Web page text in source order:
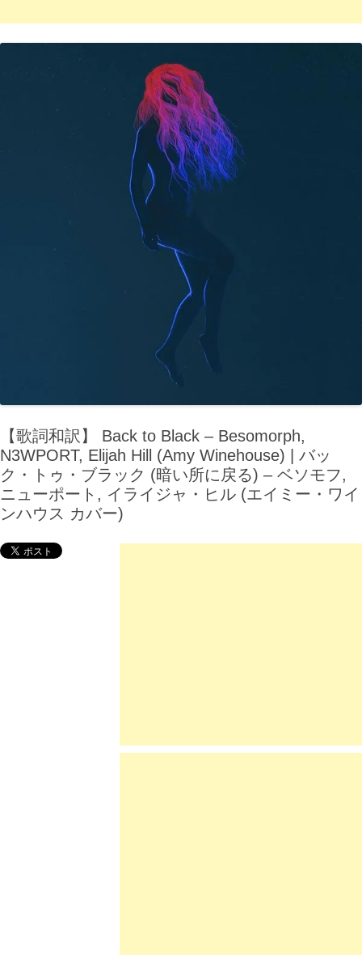
【歌詞和訳】 Back to Black – Besomorph,
N3WPORT, Elijah Hill (Amy Winehouse) | バッ
ク・トゥ・ブラック (暗い所に戻る) – ベソモフ,
ニューポート, イライジャ・ヒル (エイミー・ワイ
ンハウス カバー)